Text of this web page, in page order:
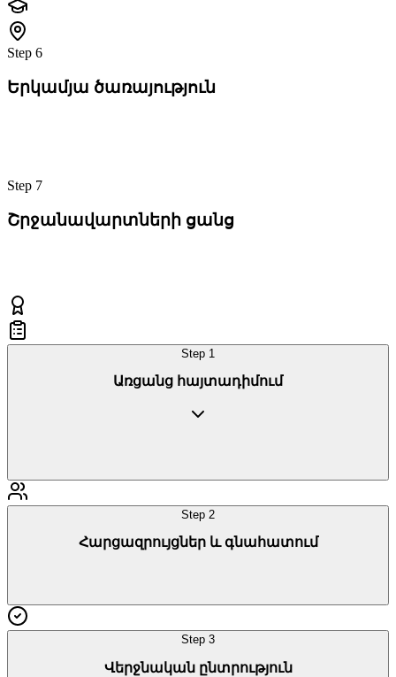
Step 6
Եր­կամ­յա ծա­ռա­յութ­յուն
Step 7
Շրջա­նա­վարտ­նե­րի ցանց
Step 1
Առ­ցանց հայ­տա­դի­մում
Step 2
Հար­ցազ­րույց­ներ և գնա­հա­տում
Step 3
Վերջ­նա­կան ընտ­րութ­յուն